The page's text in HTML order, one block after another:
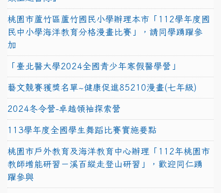
桃園市蘆竹區蘆竹國民小學辦理本市「112學年度國
民中小學海洋教育分格漫畫比賽」，請同學踴躍參
加
「臺北醫大學2024全國青少年寒假醫學營」
藝文競賽獲獎名單~健康促進85210漫畫(七年級)
2024冬令營-卓越領袖探索營
113學年度全國學生舞蹈比賽實施要點
桃園市戶外教育及海洋教育中心辦理「112年桃園市
教師增能研習－溪百縱走登山研習」，歡迎同仁踴
躍參與